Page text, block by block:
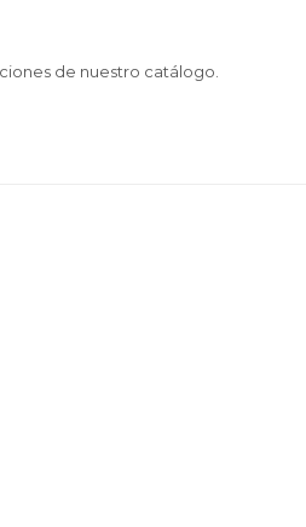
de nuestro catálogo.